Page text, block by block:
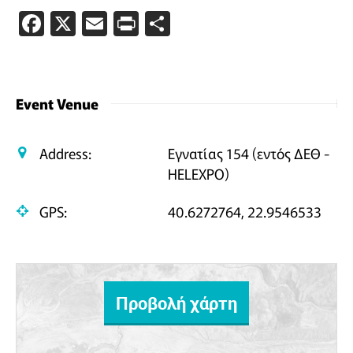
Facebook
X EmailPrintFriendly
Event Venue
Address:
Εγνατίας 154 (εντός ΔΕΘ -
HELEXPO)
GPS:
40.6272764, 22.9546533
Προβολή χάρτη